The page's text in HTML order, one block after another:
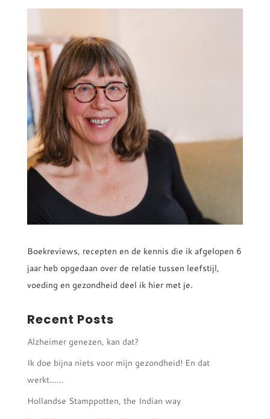
Boekreviews, recepten en de kennis die ik afgelopen 6
jaar heb opgedaan over de relatie tussen leefstijl,
voeding en gezondheid deel ik hier met je.
Recent Posts
Alzheimer genezen, kan dat?
Ik doe bijna niets voor mijn gezondheid! En dat
werkt……
Hollandse Stamppotten, the Indian way